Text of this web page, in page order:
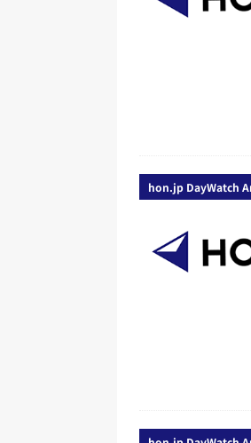
[
hon.jp DayWatch